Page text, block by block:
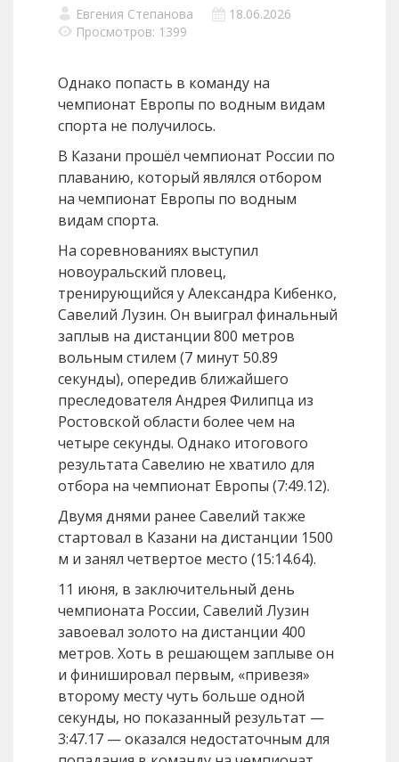
Евгения Степанова
18.06.2026
Просмотров: 1399
Однако попасть в команду на
чемпионат Европы по водным видам
спорта не получилось.
В Казани прошёл чемпионат России по
плаванию, который являлся отбором
на чемпионат Европы по водным
видам спорта.
На соревнованиях выступил
новоуральский пловец,
тренирующийся у Александра Кибенко,
Савелий Лузин. Он выиграл финальный
заплыв на дистанции 800 метров
вольным стилем (7 минут 50.89
секунды), опередив ближайшего
преследователя Андрея Филипца из
Ростовской области более чем на
четыре секунды. Однако итогового
результата Савелию не хватило для
отбора на чемпионат Европы (7:49.12).
Двумя днями ранее Савелий также
стартовал в Казани на дистанции 1500
м и занял четвертое место (15:14.64).
11 июня, в заключительный день
чемпионата России, Савелий Лузин
завоевал золото на дистанции 400
метров. Хоть в решающем заплыве он
и финишировал первым, «привезя»
второму месту чуть больше одной
секунды, но показанный результат —
3:47.17 — оказался недостаточным для